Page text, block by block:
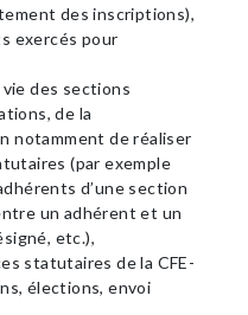
des inscriptions),
exercés pour
vie des sections
de la
notamment de réaliser
(par exemple
d’une section
un adhérent et un
etc.),
statutaires de la CFE-
élections, envoi